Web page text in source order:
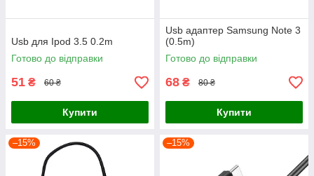
Usb для Ipod 3.5 0.2m
Готово до відправки
51 ₴ 60 ₴
Купити
Usb адаптер Samsung Note 3
(0.5m)
Готово до відправки
68 ₴ 80 ₴
Купити
–15% –15%